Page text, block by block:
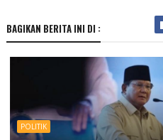
BAGIKAN BERITA INI DI :
POLITIK